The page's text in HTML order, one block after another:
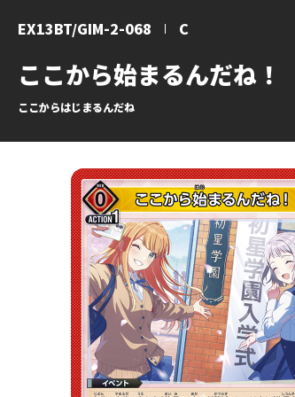
ここから始まるんだね！
ここからはじまるんだね
EX13BT/GIM-2-068 C